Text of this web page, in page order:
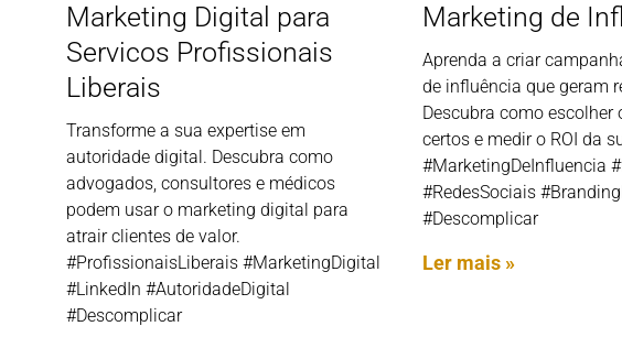
Marketing Digital para
Servicos Profissionais
Liberais
Transforme a sua expertise em
autoridade digital. Descubra como
advogados, consultores e médicos
podem usar o marketing digital para
atrair clientes de valor.
#ProfissionaisLiberais #MarketingDigital
#LinkedIn #AutoridadeDigital
#Descomplicar
Marketing de
Aprenda a criar
de influência que geram
Descubra como escolher
certos e medir o ROI da
#MarketingDeInfluencia
#RedesSociais
#Descomplicar
Ler mais »